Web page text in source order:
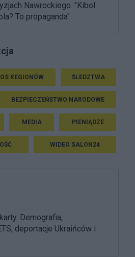
Nawrockiego. "Kibol
To propaganda"
REGIONÓW ŚLEDZTWA
BEZPIECZEŃSTWO NARODOWE
MEDIA PIENIĄDZE
WIDEO SALON24
Demografia,
deportacje Ukraińców i